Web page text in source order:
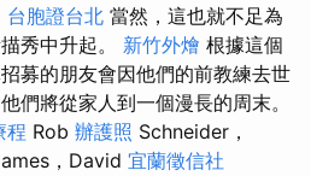
台胞證台北 當然，這也就不足為
秀中升起。 新竹外燴 根據這個
募的朋友會因他們的前教練去世
們將從家人到一個漫長的周末。
程 Rob 辦護照 Schneider，
，David 宜蘭徵信社